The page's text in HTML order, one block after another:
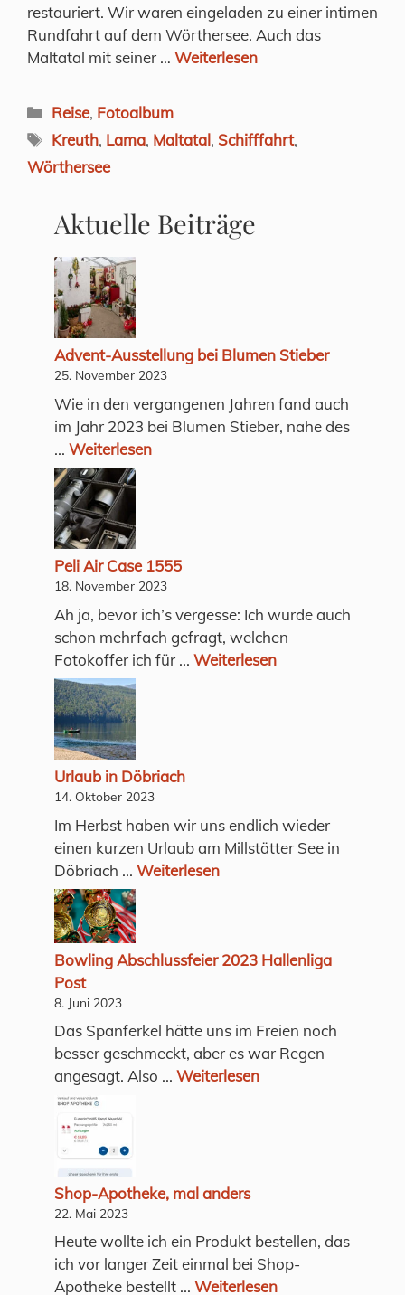
restauriert. Wir waren eingeladen zu einer intimen
Rundfahrt auf dem Wörthersee. Auch das
Maltatal mit seiner … Weiterlesen
Kategorien
Reise, Fotoalbum
Schlagwörter
Kreuth, Lama, Maltatal, Schifffahrt,
Wörthersee
Aktuelle Beiträge
Advent-Ausstellung bei Blumen Stieber
25. November 2023
Wie in den vergangenen Jahren fand auch
im Jahr 2023 bei Blumen Stieber, nahe des
... Weiterlesen
Peli Air Case 1555
18. November 2023
Ah ja, bevor ich’s vergesse: Ich wurde auch
schon mehrfach gefragt, welchen
Fotokoffer ich für ... Weiterlesen
Urlaub in Döbriach
14. Oktober 2023
Im Herbst haben wir uns endlich wieder
einen kurzen Urlaub am Millstätter See in
Döbriach ... Weiterlesen
Bowling Abschlussfeier 2023 Hallenliga
Post
8. Juni 2023
Das Spanferkel hätte uns im Freien noch
besser geschmeckt, aber es war Regen
angesagt. Also ... Weiterlesen
Shop-Apotheke, mal anders
22. Mai 2023
Heute wollte ich ein Produkt bestellen, das
ich vor langer Zeit einmal bei Shop-
Apotheke bestellt ... Weiterlesen